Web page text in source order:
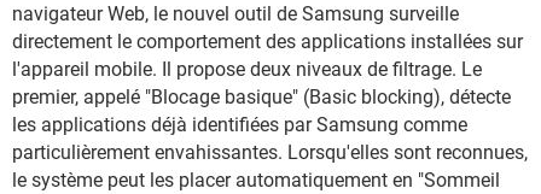
navigateur Web, le nouvel outil de Samsung surveille
directement le comportement des applications installées sur
l'appareil mobile. Il propose deux niveaux de filtrage. Le
premier, appelé "Blocage basique" (Basic blocking), détecte
les applications déjà identifiées par Samsung comme
particulièrement envahissantes. Lorsqu'elles sont reconnues,
le système peut les placer automatiquement en "Sommeil